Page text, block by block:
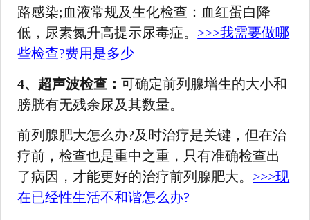
路感染;血液常规及生化检查：血红蛋白降
低，尿素氮升高提示尿毒症。 >>>我需要做哪
些检查?费用是多少
4、超声波检查： 可确定前列腺增生的大小和
膀胱有无残余尿及其数量。
前列腺肥大怎么办?及时治疗是关键，但在治
疗前，检查也是重中之重，只有准确检查出
了病因，才能更好的治疗前列腺肥大。 >>>现
在已经性生活不和谐怎么办?